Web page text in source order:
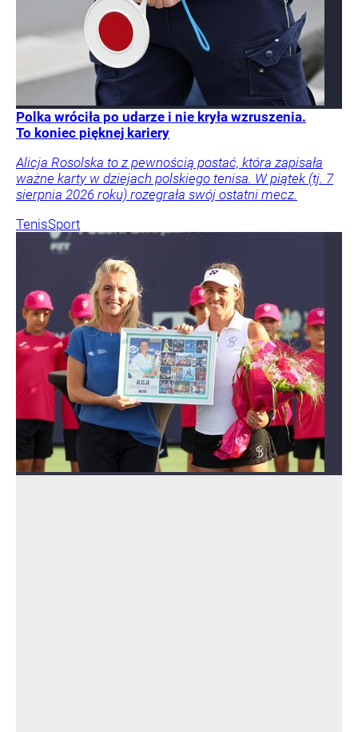
Polka wróciła po udarze i nie kryła wzruszenia.
To koniec pięknej kariery
Alicja Rosolska to z pewnością postać, która zapisała
ważne karty w dziejach polskiego tenisa. W piątek (tj. 7
sierpnia 2026 roku) rozegrała swój ostatni mecz.
TenisSport